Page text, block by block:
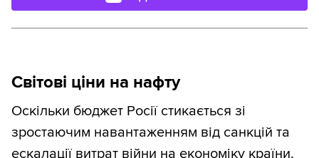
Світові ціни на нафту
Оскільки бюджет Росії стикається зі
зростаючим навантаженням від санкцій та
ескалації витрат війни на економіку країни,